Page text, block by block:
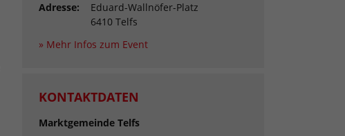
Adresse:
Eduard-Wallnöfer-Platz
6410 Telfs
» Mehr Infos zum Event
KONTAKTDATEN
Marktgemeinde Telfs